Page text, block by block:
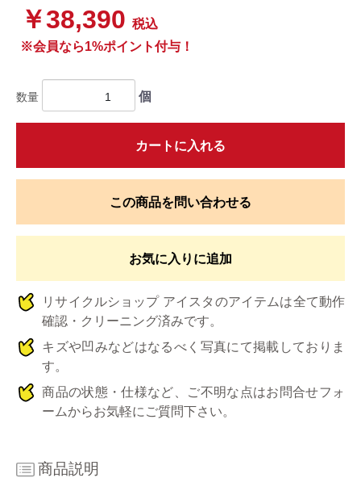
￥38,390 税込
※会員なら1%ポイント付与！
数量 個
カートに入れる
この商品を問い合わせる
お気に入りに追加
リサイクルショップ アイスタのアイテムは全て動作
確認・クリーニング済みです。
キズや凹みなどはなるべく写真にて掲載しておりま
す。
商品の状態・仕様など、ご不明な点はお問合せフォ
ームからお気軽にご質問下さい。
商品説明